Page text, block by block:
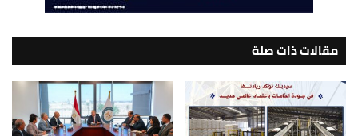
مقالات ذات صلة